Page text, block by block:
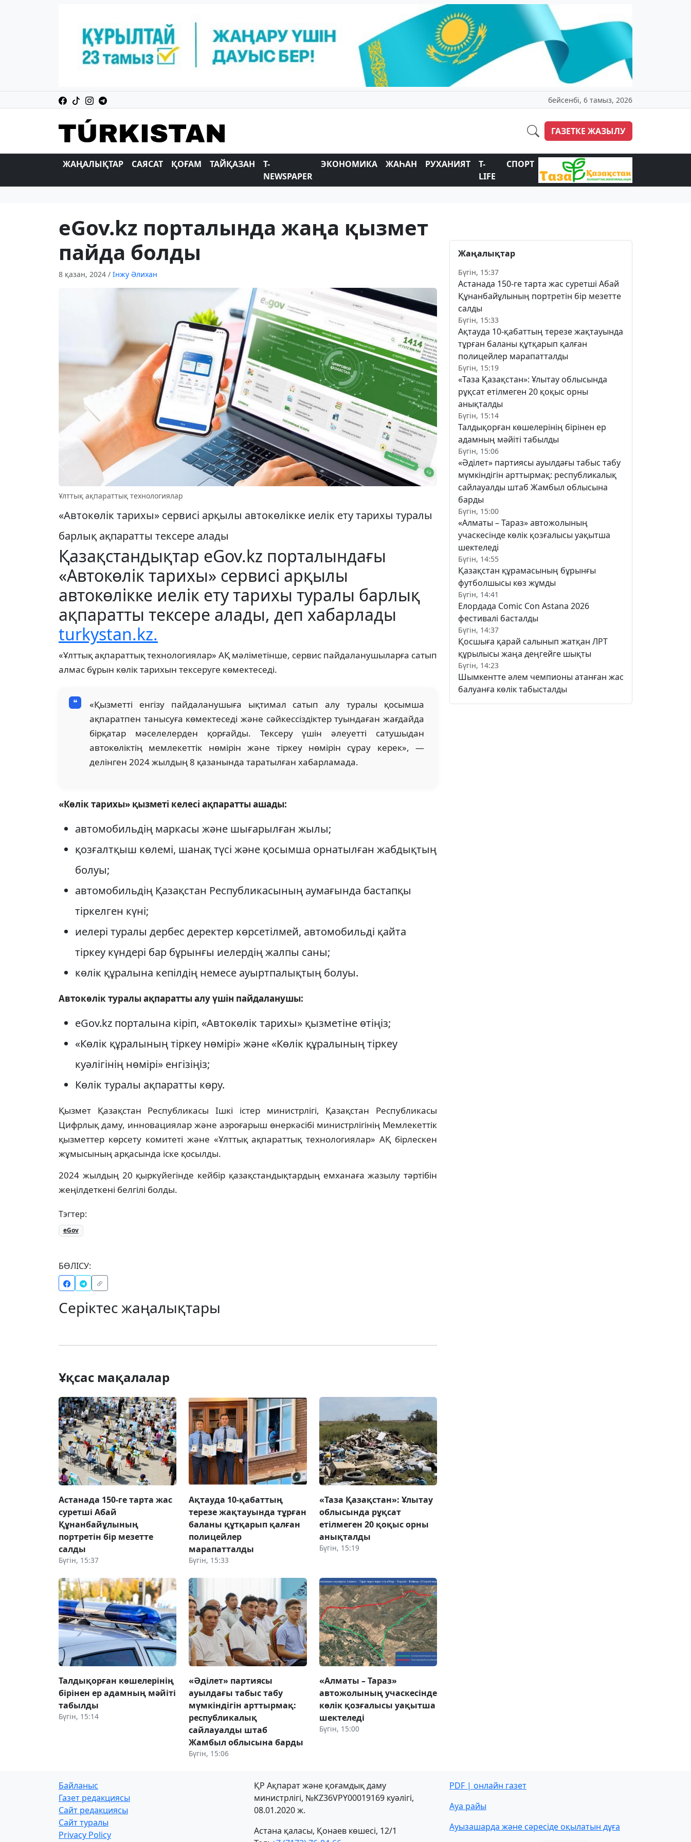
бейсенбі, 6 тамыз, 2026
ГАЗЕТКЕ ЖАЗЫЛУ
ЖАҢАЛЫҚТАР САЯСАТ ҚОҒАМ ТАЙҚАЗАН
T-
NEWSPAPER
ЭКОНОМИКА ЖАҺАН РУХАНИЯТ
T-
LIFE
СПОРТ
eGov.kz порталында жаңа қызмет
пайда болды
8 қазан, 2024 / Інжу Әлихан
Ұлттық ақпараттық технологиялар
«Автокөлік тарихы» сервисі арқылы автокөлікке иелік ету тарихы туралы
барлық ақпаратты тексере алады
Қазақстандықтар eGov.kz порталындағы
«Автокөлік тарихы» сервисі арқылы
автокөлікке иелік ету тарихы туралы барлық
ақпаратты тексере алады, деп хабарлады
turkystan.kz.
«Ұлттық ақпараттық технологиялар» АҚ мәліметінше, сервис пайдаланушыларға сатып
алмас бұрын көлік тарихын тексеруге көмектеседі.
«Қызметті енгізу пайдаланушыға ықтимал сатып алу туралы қосымша
ақпаратпен танысуға көмектеседі және сәйкессіздіктер туындаған жағдайда
бірқатар мәселелерден қорғайды. Тексеру үшін әлеуетті сатушыдан
автокөліктің мемлекеттік нөмірін және тіркеу нөмірін сұрау керек», —
делінген 2024 жылдың 8 қазанында таратылған хабарламада.
«Көлік тарихы» қызметі келесі ақпаратты ашады:
автомобильдің маркасы және шығарылған жылы;
қозғалтқыш көлемі, шанақ түсі және қосымша орнатылған жабдықтың
болуы;
автомобильдің Қазақстан Республикасының аумағында бастапқы
тіркелген күні;
иелерi туралы дербес деректер көрсетiлмей, автомобильдi қайта
тiркеу күндерi бар бұрынғы иелердiң жалпы саны;
көлік құралына кепілдің немесе ауыртпалықтың болуы.
Автокөлік туралы ақпаратты алу үшін пайдаланушы:
eGov.kz порталына кіріп, «Автокөлік тарихы» қызметіне өтіңіз;
«Көлік құралының тіркеу нөмірі» және «Көлік құралының тіркеу
куәлігінің нөмірі» енгізіңіз;
Көлік туралы ақпаратты көру.
Қызмет Қазақстан Республикасы Ішкі істер министрлігі, Қазақстан Республикасы
Цифрлық даму, инновациялар және аэроғарыш өнеркәсібі министрлігінің Мемлекеттік
қызметтер көрсету комитеті және «Ұлттық ақпараттық технологиялар» АҚ бірлескен
жұмысының арқасында іске қосылды.
2024 жылдың 20 қыркүйегінде кейбір қазақстандықтардың емханаға жазылу тәртібін
жеңілдеткені белгілі болды.
Тэгтер:
eGov
БӨЛІСУ:
Серіктес жаңалықтары
Ұқсас мақалалар
Астанада 150-ге тарта жас
суретші Абай
Құнанбайұлының
портретін бір мезетте
салды
Бүгін, 15:37
Ақтауда 10-қабаттың
терезе жақтауында тұрған
баланы құтқарып қалған
полицейлер
марапатталды
Бүгін, 15:33
«Таза Қазақстан»: Ұлытау
облысында рұқсат
етілмеген 20 қоқыс орны
анықталды
Бүгін, 15:19
Талдықорған көшелерінің
бірінен ер адамның мәйіті
табылды
Бүгін, 15:14
«Әділет» партиясы
ауылдағы табыс табу
мүмкіндігін арттырмақ:
республикалық
сайлауалды штаб
Жамбыл облысына барды
Бүгін, 15:06
«Алматы – Тараз»
автожолының учаскесінде
көлік қозғалысы уақытша
шектеледі
Бүгін, 15:00
Жаңалықтар
Бүгін, 15:37
Астанада 150-ге тарта жас суретші Абай
Құнанбайұлының портретін бір мезетте
салды
Бүгін, 15:33
Ақтауда 10-қабаттың терезе жақтауында
тұрған баланы құтқарып қалған
полицейлер марапатталды
Бүгін, 15:19
«Таза Қазақстан»: Ұлытау облысында
рұқсат етілмеген 20 қоқыс орны
анықталды
Бүгін, 15:14
Талдықорған көшелерінің бірінен ер
адамның мәйіті табылды
Бүгін, 15:06
«Әділет» партиясы ауылдағы табыс табу
мүмкіндігін арттырмақ: республикалық
сайлауалды штаб Жамбыл облысына
барды
Бүгін, 15:00
«Алматы – Тараз» автожолының
учаскесінде көлік қозғалысы уақытша
шектеледі
Бүгін, 14:55
Қазақстан құрамасының бұрынғы
футболшысы көз жұмды
Бүгін, 14:41
Елордада Comic Con Astana 2026
фестивалі басталды
Бүгін, 14:37
Қосшыға қарай салынып жатқан ЛРТ
құрылысы жаңа деңгейге шықты
Бүгін, 14:23
Шымкентте әлем чемпионы атанған жас
балуанға көлік табысталды
Байланыс
Газет редакциясы
Сайт редакциясы
Сайт туралы
Privacy Policy
ҚР Ақпарат және қоғамдық даму
министрлігі, №KZ36VPY00019169 куәлігі,
08.01.2020 ж.
Астана қаласы, Қонаев көшесі, 12/1
PDF | онлайн газет
Ауа райы
Ауызашарда және сәресіде оқылатын дұға